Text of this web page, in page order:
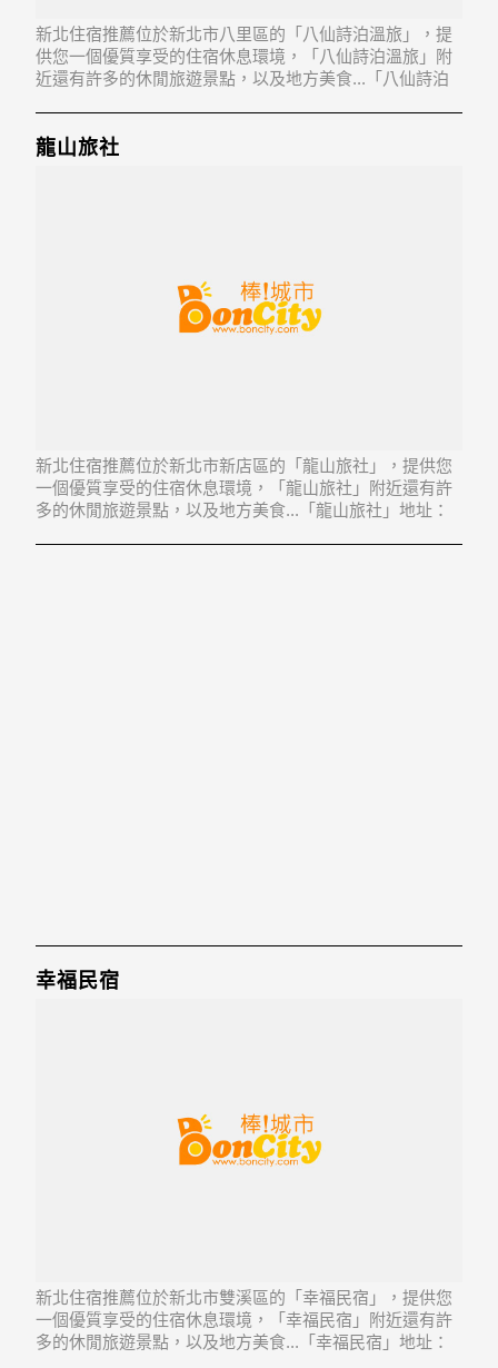
新北住宿推薦位於新北市八里區的「八仙詩泊溫旅」，提
供您一個優質享受的住宿休息環境，「八仙詩泊溫旅」附
近還有許多的休閒旅遊景點，以及地方美食...「八仙詩泊
龍山旅社
新北住宿推薦位於新北市新店區的「龍山旅社」，提供您
一個優質享受的住宿休息環境，「龍山旅社」附近還有許
多的休閒旅遊景點，以及地方美食...「龍山旅社」地址：
幸福民宿
新北住宿推薦位於新北市雙溪區的「幸福民宿」，提供您
一個優質享受的住宿休息環境，「幸福民宿」附近還有許
多的休閒旅遊景點，以及地方美食...「幸福民宿」地址：